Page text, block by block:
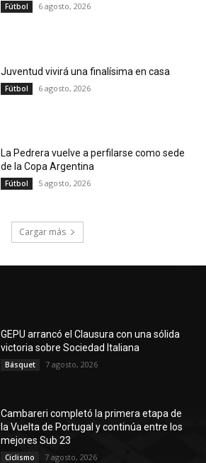
Fútbol 6 agosto, 2026
Juventud vivirá una finalísima en casa
Fútbol 6 agosto, 2026
La Pedrera vuelve a perfilarse como sede
de la Copa Argentina
Fútbol 5 agosto, 2026
Cargar más
GEPU arrancó el Clausura con una sólida
victoria sobre Sociedad Italiana
Básquet 7 agosto, 2026
Cambareri completó la primera etapa de
la Vuelta de Portugal y continúa entre los
mejores Sub 23
Ciclismo 7 agosto, 2026